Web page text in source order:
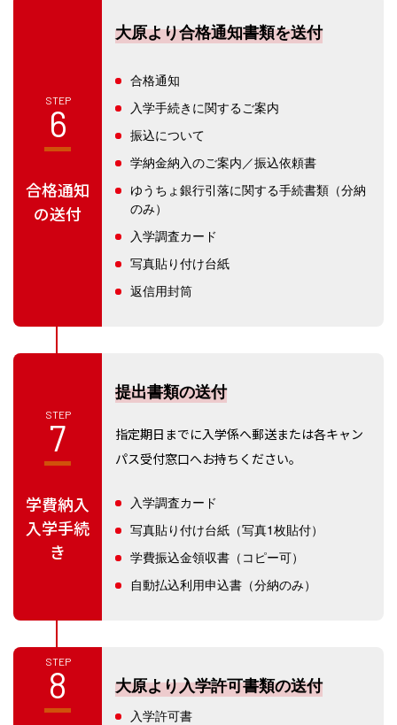
STEP
6
合格通知
の送付
大原より合格通知書類を送付
合格通知
入学手続きに関するご案内
振込について
学納金納入のご案内／振込依頼書
ゆうちょ銀行引落に関する手続書類（分納
のみ）
入学調査カード
写真貼り付け台紙
返信用封筒
STEP
7
学費納入
入学手続
き
提出書類の送付
指定期日までに入学係へ郵送または各キャン
パス受付窓口へお持ちください。
入学調査カード
写真貼り付け台紙（写真1枚貼付）
学費振込金領収書（コピー可）
自動払込利用申込書（分納のみ）
STEP
8 大原より入学許可書類の送付
入学許可書